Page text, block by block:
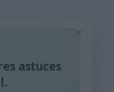
routine simple +
×
astuces